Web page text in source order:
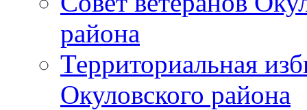
района
Территориальная
Окуловского района